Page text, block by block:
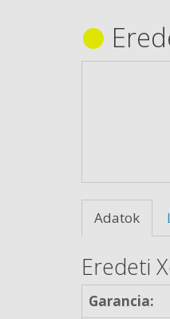
Adatok
Eredeti
Garancia: